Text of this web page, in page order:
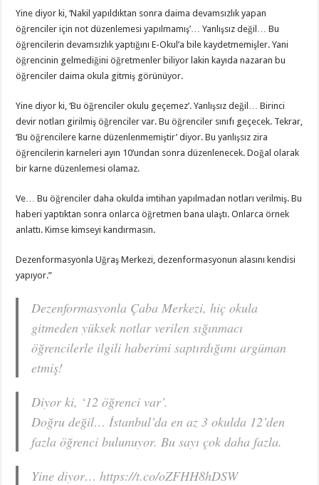
Yine diyor ki, ‘Nakil yapıldıktan sonra daima devamsızlık yapan
öğrenciler için not düzenlemesi yapılmamış’… Yanlışsız değil… Bu
öğrencilerin devamsızlık yaptığını E-Okul’a bile kaydetmemişler. Yani
öğrencinin gelmediğini öğretmenler biliyor lakin kayıda nazaran bu
öğrenciler daima okula gitmiş görünüyor.
Yine diyor ki, ‘Bu öğrenciler okulu geçemez’. Yanlışsız değil… Birinci
devir notları girilmiş öğrenciler var. Bu öğrenciler sınıfı geçecek. Tekrar,
‘Bu öğrencilere karne düzenlenmemiştir’ diyor. Bu yanlışsız zira
öğrencilerin karneleri ayın 10’undan sonra düzenlenecek. Doğal olarak
bir karne düzenlemesi olamaz.
Ve… Bu öğrenciler daha okulda imtihan yapılmadan notları verilmiş. Bu
haberi yaptıktan sonra onlarca öğretmen bana ulaştı. Onlarca örnek
anlattı. Kimse kimseyi kandırmasın.
Dezenformasyonla Uğraş Merkezi, dezenformasyonun alasını kendisi
yapıyor.”
Dezenformasyonla Çaba Merkezi, hiç okula
gitmeden yüksek notlar verilen sığınmacı
öğrencilerle ilgili haberimi saptırdığımı argüman
etmiş!
Diyor ki, ‘12 öğrenci var’.
Doğru değil… İstanbul’da en az 3 okulda 12’den
fazla öğrenci bulunuyor. Bu sayı çok daha fazla.
Yine diyor… https://t.co/oZFHH8hDSW